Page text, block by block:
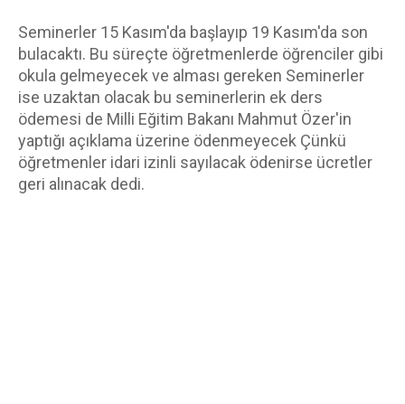
Seminerler 15 Kasım'da başlayıp 19 Kasım'da son
bulacaktı. Bu süreçte öğretmenlerde öğrenciler gibi
okula gelmeyecek ve alması gereken Seminerler
ise uzaktan olacak bu seminerlerin ek ders
ödemesi de Milli Eğitim Bakanı Mahmut Özer'in
yaptığı açıklama üzerine ödenmeyecek Çünkü
öğretmenler idari izinli sayılacak ödenirse ücretler
geri alınacak dedi.